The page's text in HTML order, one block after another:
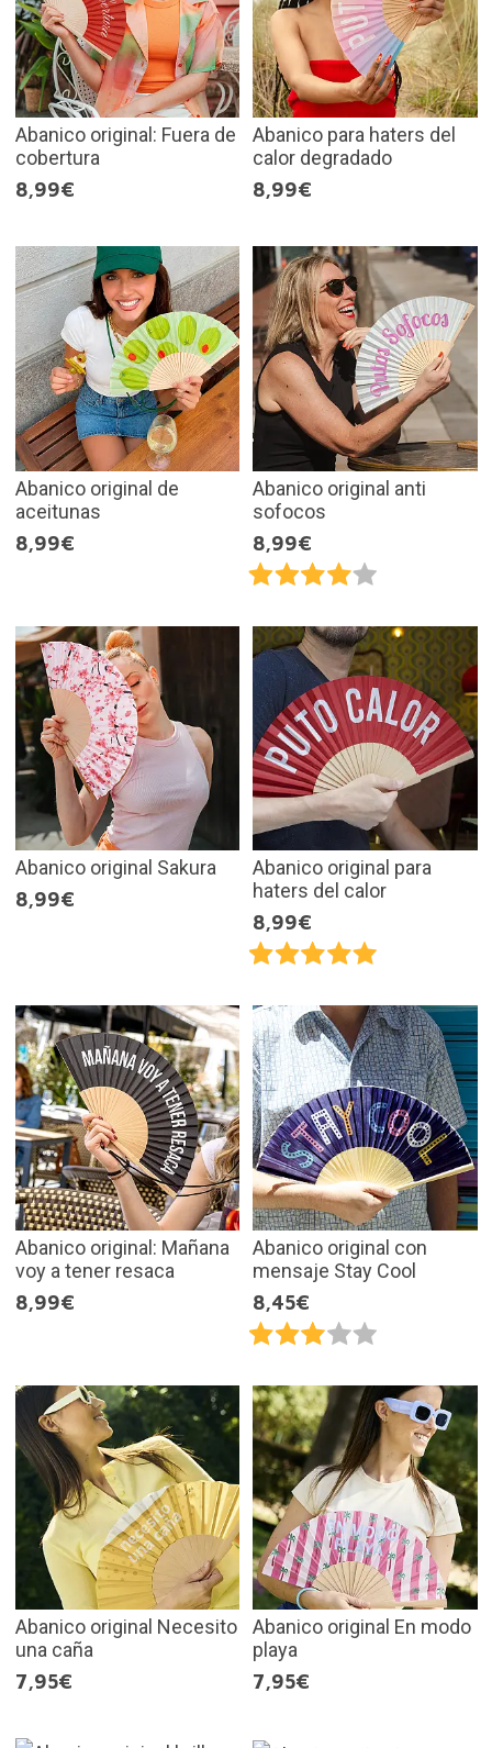
Abanico original: Fuera de
cobertura
8,99€
Abanico para haters del
calor degradado
8,99€
Abanico original de
aceitunas
8,99€
Abanico original anti
sofocos
8,99€
Abanico original Sakura
8,99€
Abanico original para
haters del calor
8,99€
Abanico original: Mañana
voy a tener resaca
8,99€
Abanico original con
mensaje Stay Cool
8,45€
Abanico original Necesito
una caña
7,95€
Abanico original En modo
playa
7,95€